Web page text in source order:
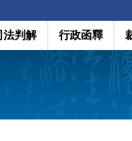
法判解 行政函釋